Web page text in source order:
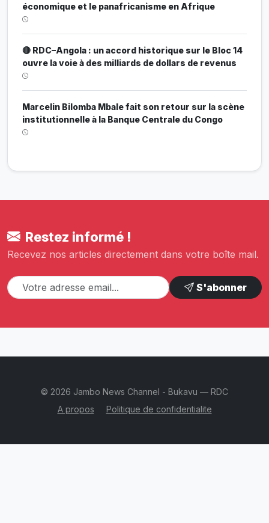
économique et le panafricanisme en Afrique
🔴 RDC–Angola : un accord historique sur le Bloc 14
ouvre la voie à des milliards de dollars de revenus
Marcelin Bilomba Mbale fait son retour sur la scène
institutionnelle à la Banque Centrale du Congo
Restez informé !
Recevez nos articles directement dans votre boîte mail.
S'abonner
© 2026 Jambo News Channel - Bukavu — RDC
A propos
Politique de confidentialite